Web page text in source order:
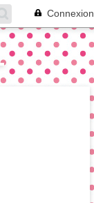
Connexion